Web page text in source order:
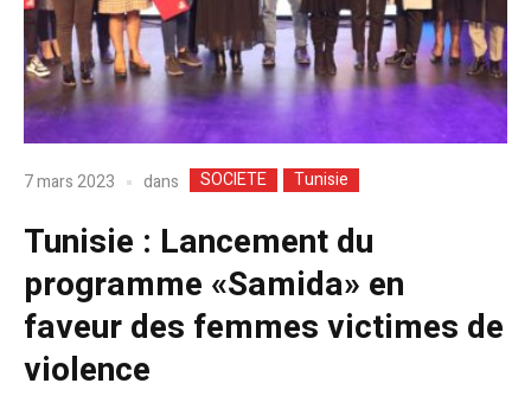
7 mars 2023 dans SOCIETE Tunisie
Tunisie : Lancement du
programme «Samida» en
faveur des femmes victimes de
violence